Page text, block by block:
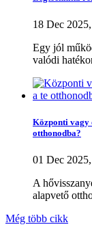
18 Dec
Egy jól
valódi
Központi vagy
otthonodba?
01 Dec
A
alapvető
Még több cikk